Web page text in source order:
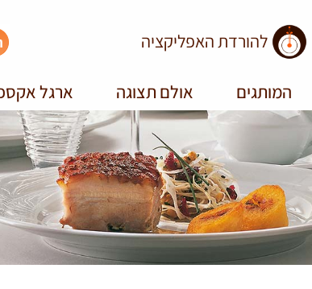
להורדת האפליקציה
המותגים אולם תצוגה ארגל